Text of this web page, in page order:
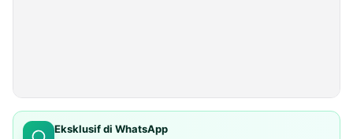
Eksklusif di WhatsApp